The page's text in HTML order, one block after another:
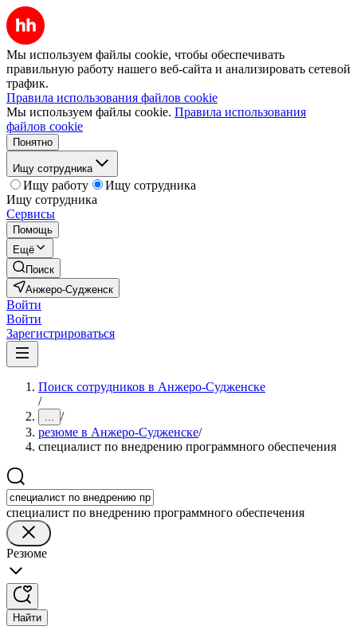
Мы используем файлы cookie, чтобы обеспечивать
правильную работу нашего веб-сайта и анализировать сетевой
трафик.
Правила использования файлов cookie
Мы используем файлы cookie. Правила использования
файлов cookie
Понятно
Ищу сотрудника
Ищу работу
Ищу сотрудника
Ищу сотрудника
Сервисы
Помощь
Ещё
Поиск
Анжеро-Судженск
Войти
Войти
Зарегистрироваться
Поиск сотрудников в Анжеро-Судженске
/
... /
резюме в Анжеро-Судженске/
специалист по внедрению программного обеспечения
специалист по внедрению программного обеспечения
Резюме
Найти